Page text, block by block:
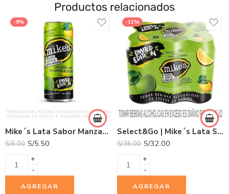
Productos relacionados
-8%
Mike´s Lata Sabor Manzana 355ml
S/6.00 S/5.50
+
-
AGREGAR
-11%
Select&Go | Mike´s Lata Sabor Manzana 355ml x 6und.
S/36.00 S/32.00
+
-
AGREGAR